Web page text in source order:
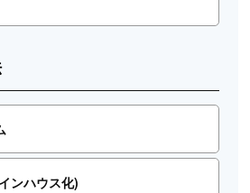
ンハウス化)